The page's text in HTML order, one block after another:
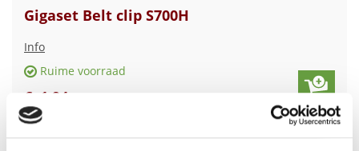
Gigaset Belt clip S700H
Info
Ruime voorraad
€ 1 94